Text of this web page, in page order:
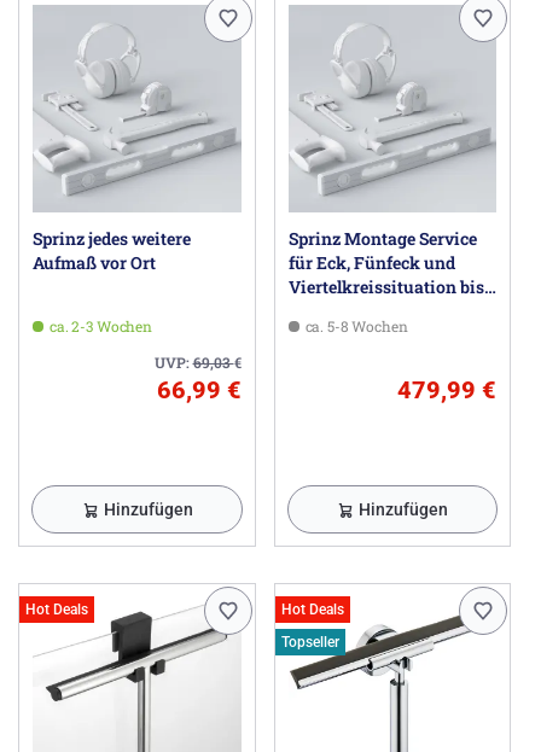
Sprinz jedes weitere
Aufmaß vor Ort
ca. 2-3 Wochen
UVP:69,03€
66,99 €
Hinzufügen
Sprinz Montage Service
für Eck, Fünfeck und
Viertelkreissituation bis
ca. 5-8 Wochen
479,99 €
Hinzufügen
Hot Deals
Hot Deals
Topseller